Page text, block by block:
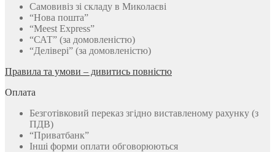
Самовивіз зі складу в Миколаєві
“Нова пошта”
“Meest Express”
“САТ” (за домовленістю)
“Делівері” (за домовленістю)
Правила та умови – дивитись повністю
Оплата
Безготівковий переказ згідно виставленому рахунку (з
ПДВ)
“Приватбанк”
Інші форми оплати обговорюються